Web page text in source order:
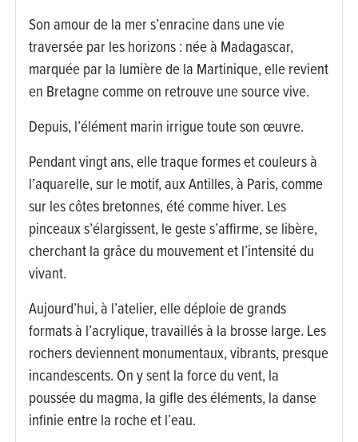
Son amour de la mer s’enracine dans une vie
traversée par les horizons : née à Madagascar,
marquée par la lumière de la Martinique, elle revient
en Bretagne comme on retrouve une source vive.
Depuis, l’élément marin irrigue toute son œuvre.
Pendant vingt ans, elle traque formes et couleurs à
l’aquarelle, sur le motif, aux Antilles, à Paris, comme
sur les côtes bretonnes, été comme hiver. Les
pinceaux s’élargissent, le geste s’affirme, se libère,
cherchant la grâce du mouvement et l’intensité du
vivant.
Aujourd’hui, à l’atelier, elle déploie de grands
formats à l’acrylique, travaillés à la brosse large. Les
rochers deviennent monumentaux, vibrants, presque
incandescents. On y sent la force du vent, la
poussée du magma, la gifle des éléments, la danse
infinie entre la roche et l’eau.